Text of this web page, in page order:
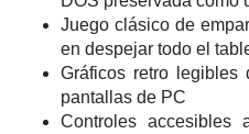
Juego clásico de
en despejar todo el
Gráficos retro legibles
pantallas de PC
Controles accesibles